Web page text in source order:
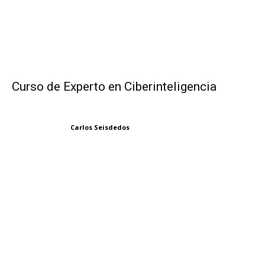
Curso de Experto en Ciberinteligencia
Carlos Seisdedos